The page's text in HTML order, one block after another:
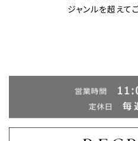
ジャンルを超えて